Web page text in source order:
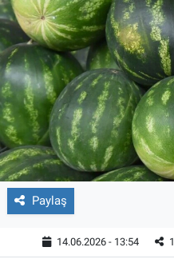
Paylaş
14.06.2026 - 13:54 1